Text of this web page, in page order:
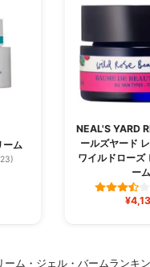
ーム
NEAL'S YARD
ールズヤード
ワイルドローズ
ーム
ーム・ジェル・バームランキ